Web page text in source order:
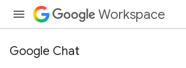
Workspace
Google Chat